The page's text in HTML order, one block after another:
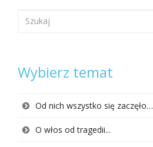
Wybierz temat
Od nich wszystko się zaczęło…
O włos od tragedii...